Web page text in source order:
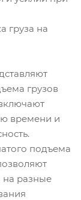
груза на
грузов
времени и
подъема
на разные